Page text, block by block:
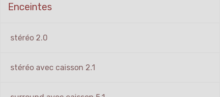
Enceintes
stéréo 2.0
stéréo avec caisson 2.1